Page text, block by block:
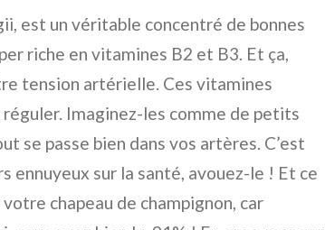
est un véritable concentré de bonnes
riche en vitamines B2 et B3. Et ça,
tension artérielle. Ces vitamines
Imaginez-les comme de petits
se passe bien dans vos artères. C’est
ennuyeux sur la santé, avouez-le ! Et ce
chapeau de champignon, car